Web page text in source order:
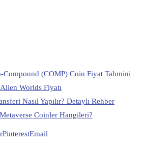
Compound (COMP) Coin Fiyat Tahmini
Worlds Fiyatı
Nasıl Yapılır? Detaylı Rehber
Coinler Hangileri?
PinterestEmail